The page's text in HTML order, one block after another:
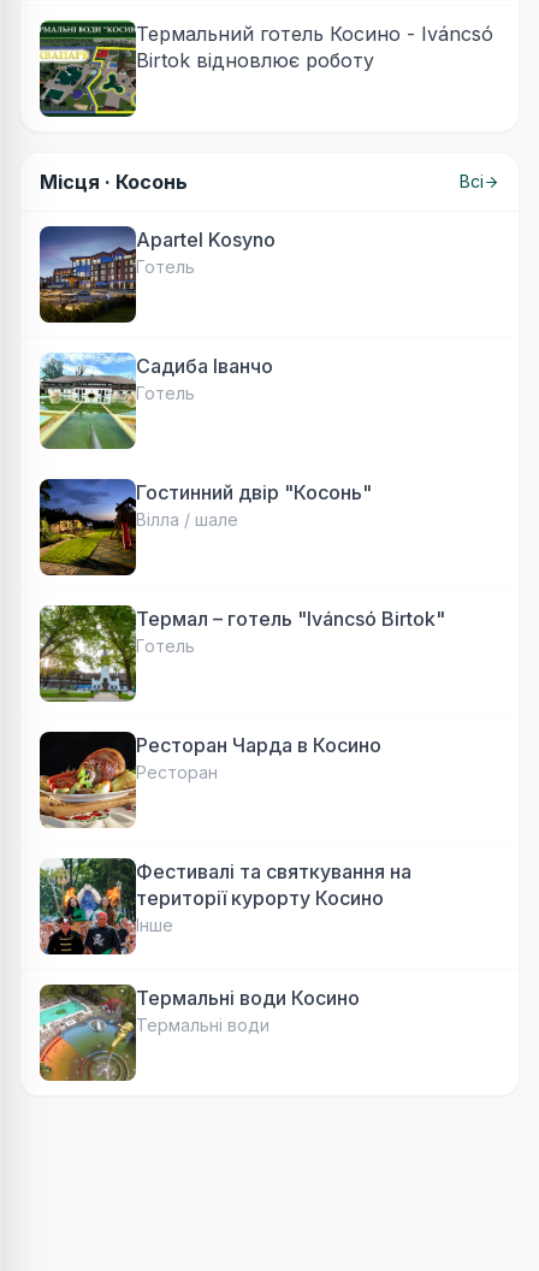
Термальний готель Косино - Iváncsó
Birtok відновлює роботу
Місця · Косонь Всі
Apartel Kosyno
Готель
Садиба Іванчо
Готель
Гостинний двір "Косонь"
Вілла / шале
Термал – готель "Iváncsó Birtok"
Готель
Ресторан Чарда в Косино
Ресторан
Фестивалі та святкування на
території курорту Косино
Інше
Термальні води Косино
Термальні води